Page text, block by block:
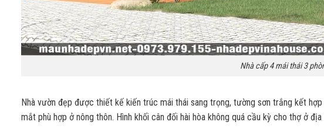
Nhà cấp 4 mái thái 3
Nhà vườn đẹp được thiết kế kiến trúc mái thái sang trọng, tường sơn trắng kết
mắt phù hợp ở nông thôn. Hình khối cân đối hài hòa không quá cầu kỳ cho thợ ở